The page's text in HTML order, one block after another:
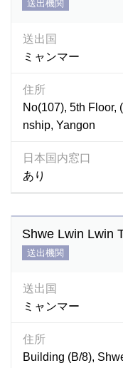
送出機関
送出国
ミャンマー
住所
No(107), 5th Floor,
nship, Yangon
日本国内窓口
あり
Shwe Lwin Lwin
送出機関
送出国
ミャンマー
住所
Building (B/8),